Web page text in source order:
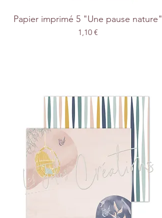
Papier imprimé 5 "Une pause nature"
Prix
1,10 €